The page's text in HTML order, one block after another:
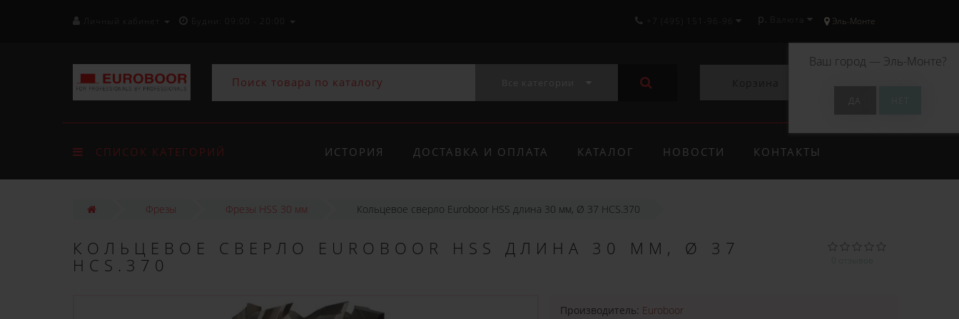
Личный кабинет Будни: 09:00 - 20:00 Эль-Монте
Ваш город — Эль-Монте?
+7 (495) 151-96-96 р.
СПИСОК КАТЕГОРИЙ ИСТОРИЯ ДОСТАВКА И ОПЛАТА КАТАЛОГ НОВОСТИ КОНТАКТЫ
Фрезы Фрезы HSS 30 мм Кольцевое сверло Euroboor HSS длина 30 мм, Ø 37 HCS.370
КОЛЬЦЕВОЕ СВЕРЛО EUROBOOR HSS ДЛИНА 30 ММ, Ø 37
HCS.370
Производитель: Euroboor